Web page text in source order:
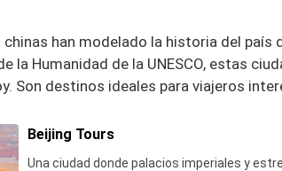
han modelado la historia del
la Humanidad de la UNESCO, estas
Son destinos ideales para viajeros
Beijing Tours
Una ciudad donde palacios imperiales y